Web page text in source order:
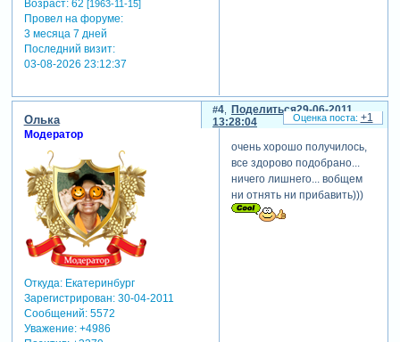
Возраст:62 [1963-11-15]
Провел на форуме:
3 месяца 7 дней
Последний визит:
03-08-2026 23:12:37
Поделиться
4
29-06-2011
13:28:04
Олька
Модератор
Откуда:Екатеринбург
Зарегистрирован: 30-04-2011
Сообщений:5572
Уважение: +4986
очень хорошо получилось,
все здорово подобрано...
ничего лишнего... вобщем
ни отнять ни прибавить)))
+1